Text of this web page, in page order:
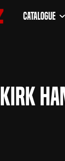
Catalogue
Kirk